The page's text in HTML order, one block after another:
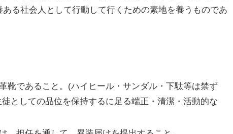
る社会人として行動して行くための素地を養うものであ
靴であること。(ハイヒール・サンダル・下駄等は禁ず
としての品位を保持するに足る端正・清潔・活動的な